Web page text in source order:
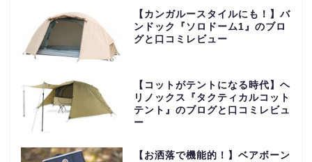
【カンガルースタイルにも！】バ
ンドック『ソロドーム1』のブロ
グと口コミレビュー
【コットがテントになる時代】ヘ
リノックス『タクティカルコット
テント』のブログと口コミレビュ
ー
【お洒落で機能的！】ベアボーン